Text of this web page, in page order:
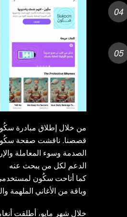
من خلال إطلاق مبادرة
قصصنا. ناقشت صفحة سكُونْ
الصدمة وسوء المعاملة
الدعم لكل من يبحث عنه
كما أتاحت سكُون
وباقة من الأغاني الملهمة